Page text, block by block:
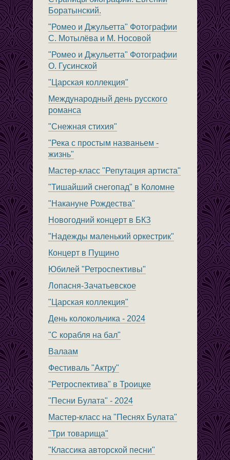
Боратынский.
"Ромео и Джульетта" Фотографии
С. Мотылёва и М. Носовой
"Ромео и Джульетта" Фотографии
О. Гусинской
"Царская коллекция"
Международный день русского
романса
"Снежная стихия"
"Река с простым названьем -
жизнь"
Мастер-класс "Репутация артиста"
"Тишайший снегопад" в Коломне
"Накануне Рождества"
Новогодний концерт в БКЗ
"Надежды маленький оркестрик"
Концерт в Пущино
Юбилей "Ретроспективы"
Лопасня-Зачатьевское
"Царская коллекция"
День колокольчика - 2024
"С корабля на бал"
Валаам
Фестиваль "Актру"
"Ретроспектива" в Троицке
"Песни Булата" - 2024
Мастер-класс на "Песнях Булата"
"Три товарища"
"Классика авторской песни"